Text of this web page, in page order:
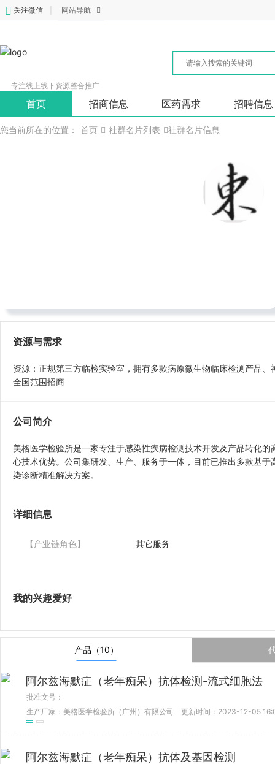
关注微信 网站导航
专注线上线下资源整合推广
首页 招商信息 医药需求 招聘信息
您当前所在的位置： 首页 社群名片列表 社群名片信息
资源与需求
资源：正规第三方临检实验室，拥有多款病原微生物临床检测产品
全国范围招商
公司简介
美格医学检验所是一家专注于感染性疾病检测技术开发及产品转化
心技术优势。公司集研发、生产、服务于一体，目前已推出多款基
染诊断精准解决方案。
详细信息
【产业链角色】 其它服务
我的兴趣爱好
产品（10）
阿尔兹海默症（老年痴呆）抗体检测-流式细胞法
批准文号：
生产厂家：美格医学检验所（广州）有限公司
更新时间：2023-12-05
阿尔兹海默症（老年痴呆）抗体及基因检测